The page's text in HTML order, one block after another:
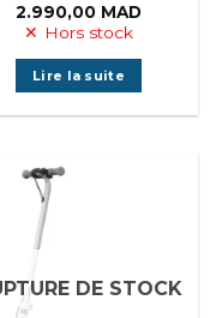
2.990,00 MAD
Hors stock
Lire la suite
DE STOCK